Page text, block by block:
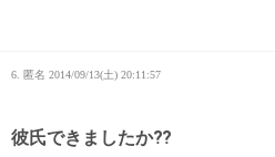
6. 匿名 2014/09/13(土) 20:11:57
彼氏できましたか⁇